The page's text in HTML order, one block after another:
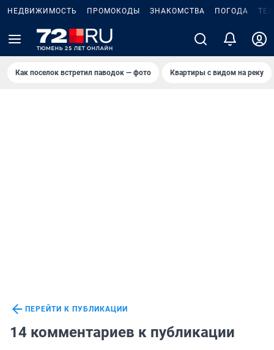
НЕДВИЖИМОСТЬ ПРОМОКОДЫ ЗНАКОМСТВА ПОГОДА
Как поселок встретил паводок — фото Квартиры с видом на реку
ПЕРЕЙТИ К ПУБЛИКАЦИИ
14 комментариев к публикации